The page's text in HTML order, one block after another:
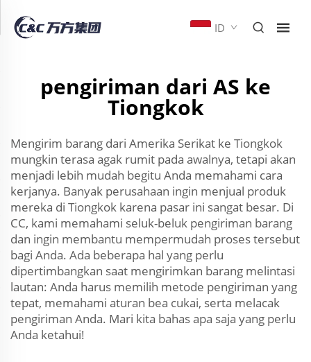
ID
pengiriman dari AS ke
Tiongkok
Mengirim barang dari Amerika Serikat ke Tiongkok
mungkin terasa agak rumit pada awalnya, tetapi akan
menjadi lebih mudah begitu Anda memahami cara
kerjanya. Banyak perusahaan ingin menjual produk
mereka di Tiongkok karena pasar ini sangat besar. Di
CC, kami memahami seluk-beluk pengiriman barang
dan ingin membantu mempermudah proses tersebut
bagi Anda. Ada beberapa hal yang perlu
dipertimbangkan saat mengirimkan barang melintasi
lautan: Anda harus memilih metode pengiriman yang
tepat, memahami aturan bea cukai, serta melacak
pengiriman Anda. Mari kita bahas apa saja yang perlu
Anda ketahui!